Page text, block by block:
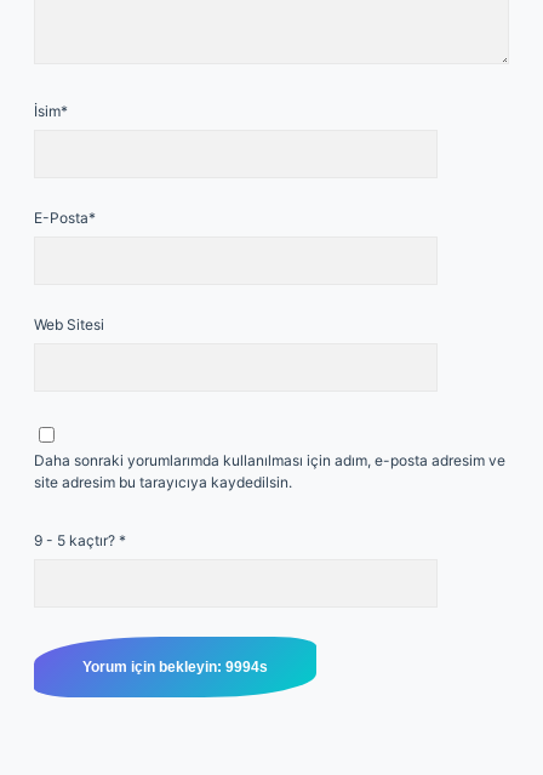
İsim*
E-Posta*
Web Sitesi
Daha sonraki yorumlarımda kullanılması için adım, e-posta adresim ve
site adresim bu tarayıcıya kaydedilsin.
9 - 5 kaçtır? *